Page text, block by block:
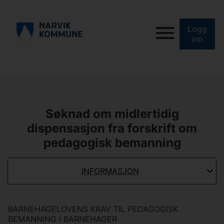
Logg
inn
Søknad om midlertidig
dispensasjon fra forskrift om
pedagogisk bemanning
INFORMASJON
BARNEHAGELOVENS KRAV TIL PEDAGOGISK
BEMANNING I BARNEHAGER